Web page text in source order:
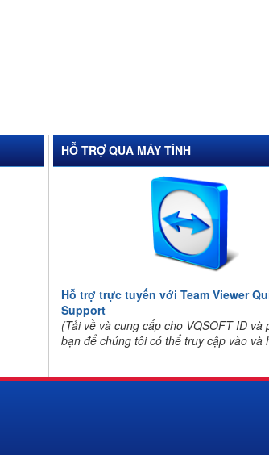
HỖ TRỢ QUA MÁY TÍNH
Hỗ trợ trực tuyến với Team Viewer
Support
(Tải về và cung cấp cho VQSOFT ID và
bạn để chúng tôi có thể truy cập vào và